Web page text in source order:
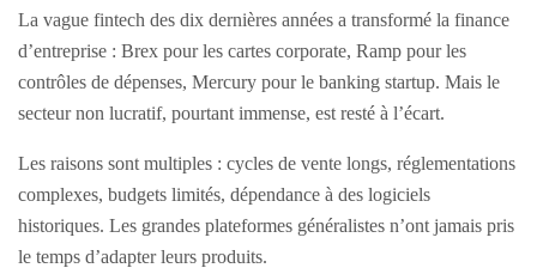
La vague fintech des dix dernières années a transformé la finance
d’entreprise : Brex pour les cartes corporate, Ramp pour les
contrôles de dépenses, Mercury pour le banking startup. Mais le
secteur non lucratif, pourtant immense, est resté à l’écart.
Les raisons sont multiples : cycles de vente longs, réglementations
complexes, budgets limités, dépendance à des logiciels
historiques. Les grandes plateformes généralistes n’ont jamais pris
le temps d’adapter leurs produits.